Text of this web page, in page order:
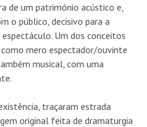
de um património acústico e,
o público, decisivo para a
Um dos conceitos
mero espectador/ouvinte
musical, com uma
traçaram estrada
original feita de dramaturgia